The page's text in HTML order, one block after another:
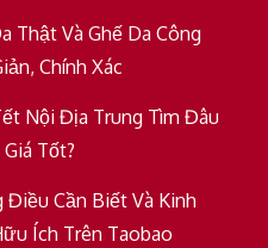
Thật Và Ghế Da Công
Chính Xác
Nội Địa Trung Tìm Đâu
Tốt?
Điều Cần Biết Và Kinh
Ích Trên Taobao